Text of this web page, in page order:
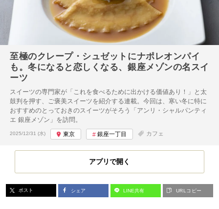
至極のクレープ・シュゼットにナポレオンパイ
も。冬になると恋しくなる、銀座メゾンの名スイ
ーツ
スイーツの専門家が「これを食べるために出かける価値あり！」と太
鼓判を押す、ご褒美スイーツを紹介する連載。今回は、寒い冬に特に
おすすめのとっておきのスイーツがそろう「アンリ・シャルパンティ
エ 銀座メゾン」を訪問。
投稿日:
2025/12/31 (水) 東京 銀座一丁目 カフェ
アプリで開く
ポスト シェア LINE共有 URLコピー